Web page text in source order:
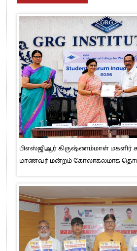
பிஎஸ்ஜிஆர் கிருஷ்ணம்மாள் மகளிர்
மாணவர் மன்றம் கோலாகலமாக